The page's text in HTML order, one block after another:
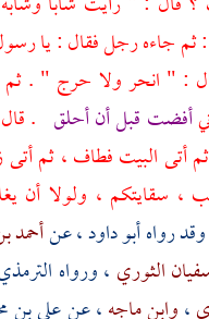
ثم جاءه رجل فقال : يا
: " انحر ولا حرج " . ثم
أفضت قبل أن أحلق .
أتىالبيتفطاف ، ثم أتى
، سقايتكم ، ولولا أن
وقد رواهأبو داود، عنأحمد
الثوري ، ورواه
،وابن ماجه، عنعلي بن